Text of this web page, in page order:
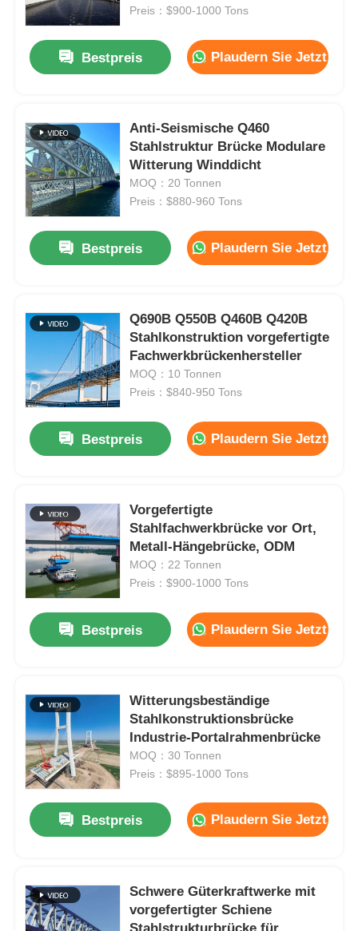
Produkte
Videos
Über uns
Qualitätskontrolle
Kontakt
Nachrichten
Referenzen
Preis：$900-1000 Tons
Bestpreis Plaudern Sie Jetzt
Anti-Seismische Q460
Stahlstruktur Brücke Modulare
Witterung Winddicht
MOQ：20 Tonnen
Preis：$880-960 Tons
Bestpreis Plaudern Sie Jetzt
Q690B Q550B Q460B Q420B
Stahlkonstruktion vorgefertigte
Fachwerkbrückenhersteller
MOQ：10 Tonnen
Preis：$840-950 Tons
Bestpreis Plaudern Sie Jetzt
Vorgefertigte
Stahlfachwerkbrücke vor Ort,
Metall-Hängebrücke, ODM
MOQ：22 Tonnen
Preis：$900-1000 Tons
Bestpreis Plaudern Sie Jetzt
Witterungsbeständige
Stahlkonstruktionsbrücke
Industrie-Portalrahmenbrücke
MOQ：30 Tonnen
Preis：$895-1000 Tons
Bestpreis Plaudern Sie Jetzt
Schwere Güterkraftwerke mit
vorgefertigter Schiene
Stahlstrukturbrücke für